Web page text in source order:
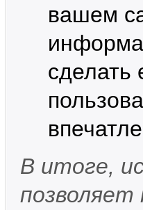
вашем
сделать
В итоге,
позволяет